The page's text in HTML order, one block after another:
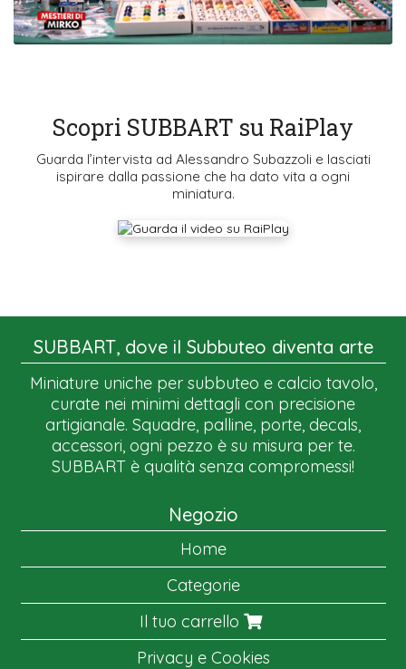
Scopri SUBBART su RaiPlay
Guarda l’intervista ad Alessandro Subazzoli e lasciati
ispirare dalla passione che ha dato vita a ogni
miniatura.
SUBBART, dove il Subbuteo diventa arte
Miniature uniche per subbuteo e calcio tavolo,
curate nei minimi dettagli con precisione
artigianale. Squadre, palline, porte, decals,
accessori, ogni pezzo è su misura per te.
SUBBART è qualità senza compromessi!
Negozio
Home
Categorie
Il tuo carrello
Privacy e Cookies